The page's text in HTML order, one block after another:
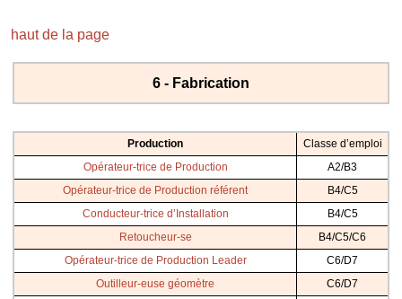
haut de la page
6 - Fabrication
Production
Classe d’emploi
Opérateur-trice de Production
A2/B3
Opérateur-trice de Production référent
B4/C5
Conducteur-trice d’Installation
B4/C5
Retoucheur-se
B4/C5/C6
Opérateur-trice de Production Leader
C6/D7
Outilleur-euse géomètre
C6/D7